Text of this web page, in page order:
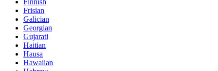
Frisian
Galician
Georgian
Gujarati
Haitian
Hausa
Hawaiian